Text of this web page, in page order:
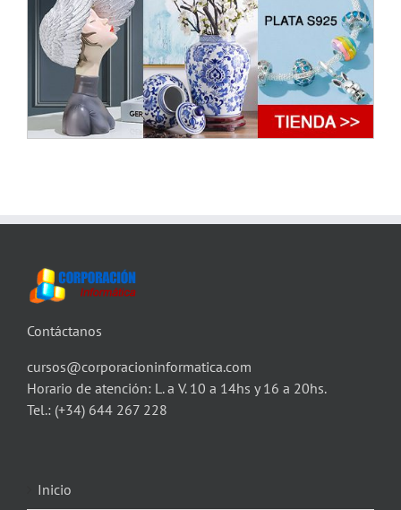
Contáctanos
cursos@corporacioninformatica.com
Horario de atención: L. a V. 10 a 14hs y 16 a 20hs.
Tel.: (+34) 644 267 228
Inicio